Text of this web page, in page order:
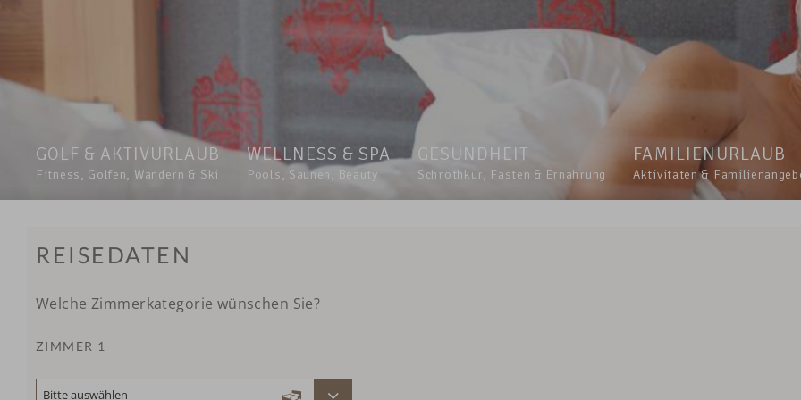
GOLF & AKTIVURLAUB
Fitness, Golfen, Wandern & Ski
WELLNESS & SPA
Pools, Saunen, Beauty
GESUNDHEIT
Schrothkur, Fasten & Ernährung
FAMILIENURLAUB
Aktivitäten &
REISEDATEN
Welche Zimmerkategorie wünschen Sie?
ZIMMER 1